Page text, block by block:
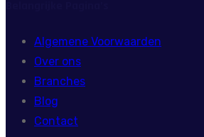
Algemene Voorwaarden
Over ons
Branches
Blog
Contact